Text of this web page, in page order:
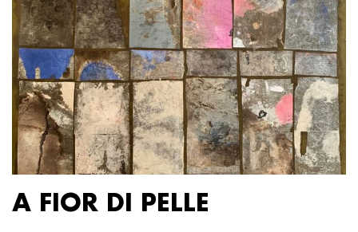
A FIOR DI PELLE